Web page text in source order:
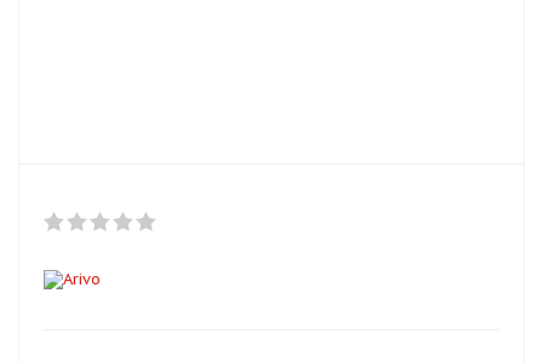
Оплачивайте сегодня только